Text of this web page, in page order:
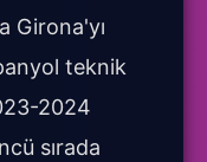
Girona'yı
teknik
2024
sırada